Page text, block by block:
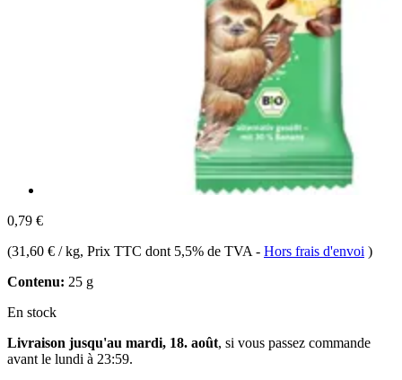
0,79 €
(31,60 € / kg, Prix TTC dont 5,5% de TVA - Hors frais d'envoi )
Contenu: 25 g
En stock
Livraison jusqu'au mardi, 18. août, si vous passez commande
avant le lundi à 23:59.